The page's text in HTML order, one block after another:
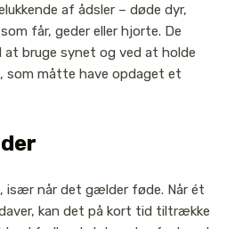
af ådsler – døde dyr,
får, geder eller hjorte. De
at bruge synet og ved at holde
som måtte have opdaget et
især når det gælder føde. Når ét
kan det på kort tid tiltrække